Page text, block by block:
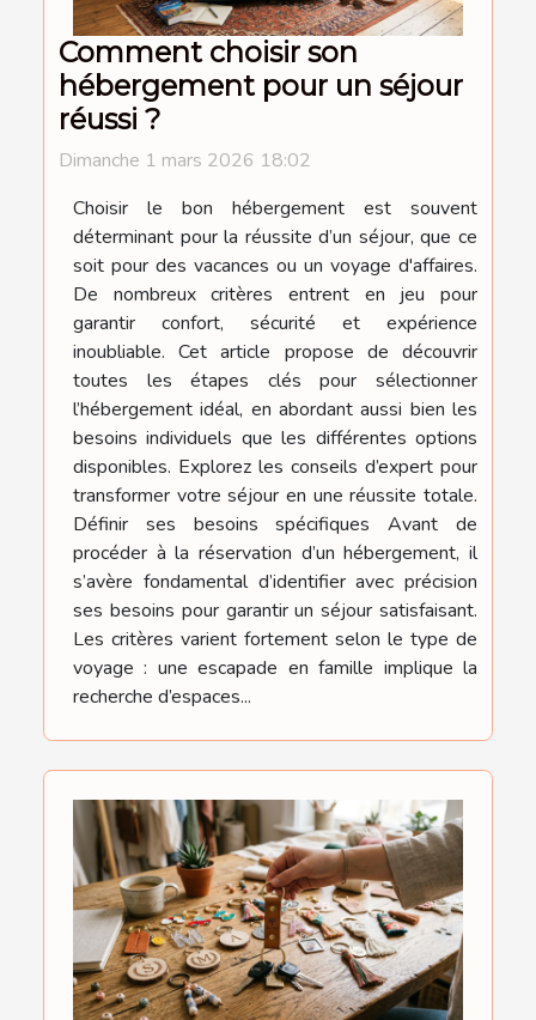
Comment choisir son
hébergement pour un séjour
réussi ?
Dimanche 1 mars 2026 18:02
Choisir le bon hébergement est souvent
déterminant pour la réussite d’un séjour, que ce
soit pour des vacances ou un voyage d'affaires.
De nombreux critères entrent en jeu pour
garantir confort, sécurité et expérience
inoubliable. Cet article propose de découvrir
toutes les étapes clés pour sélectionner
l’hébergement idéal, en abordant aussi bien les
besoins individuels que les différentes options
disponibles. Explorez les conseils d’expert pour
transformer votre séjour en une réussite totale.
Définir ses besoins spécifiques Avant de
procéder à la réservation d’un hébergement, il
s’avère fondamental d’identifier avec précision
ses besoins pour garantir un séjour satisfaisant.
Les critères varient fortement selon le type de
voyage : une escapade en famille implique la
recherche d’espaces...